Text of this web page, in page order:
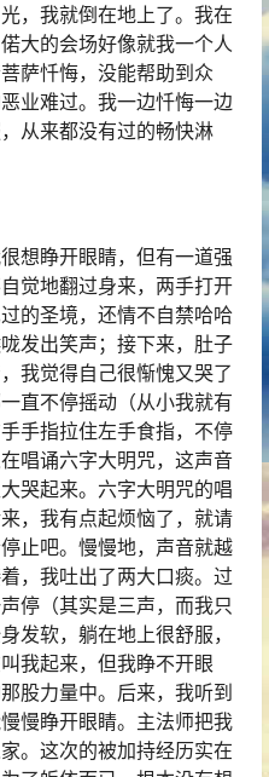
，我就倒在地上了。我在
大的会场好像就我一个人
萨忏悔，没能帮助到众
业难过。我一边忏悔一边
从来都没有过的畅快淋
想睁开眼睛，但有一道强
觉地翻过身来，两手打开
的圣境，还情不自禁哈哈
发出笑声；接下来，肚子
我觉得自己很惭愧又哭了
直不停摇动（从小我就有
手指拉住左手食指，不停
唱诵六字大明咒，这声音
哭起来。六字大明咒的唱
，我有点起烦恼了，就请
止吧。慢慢地，声音就越
，我吐出了两大口痰。过
停（其实是三声，而我只
发软，躺在地上很舒服，
我起来，但我睁不开眼
股力量中。后来，我听到
慢睁开眼睛。主法师把我
。这次的被加持经历实在